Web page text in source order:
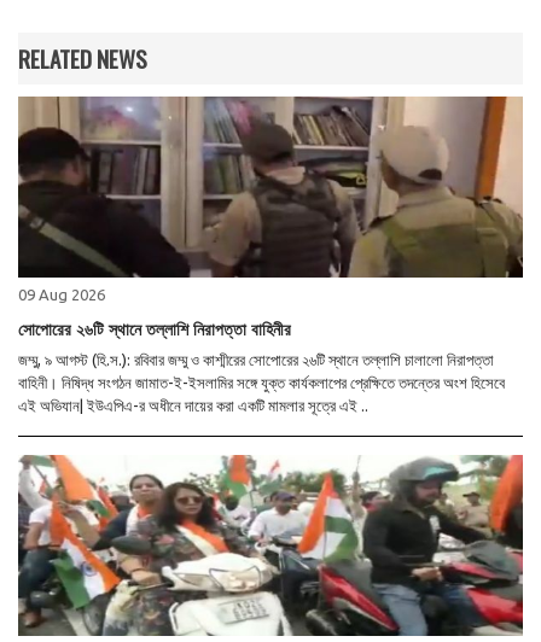
RELATED NEWS
09 Aug 2026
সোপোরের ২৬টি স্থানে তল্লাশি নিরাপত্তা বাহিনীর
জম্মু, ৯ আগস্ট (হি.স.): রবিবার জম্মু ও কাশ্মীরের সোপোরের ২৬টি স্থানে তল্লাশি চালালো নিরাপত্তা
বাহিনী। নিষিদ্ধ সংগঠন জামাত-ই-ইসলামির সঙ্গে যুক্ত কার্যকলাপের প্রেক্ষিতে তদন্তের অংশ হিসেবে
এই অভিযান| ইউএপিএ-র অধীনে দায়ের করা একটি মামলার সূত্রে এই ..